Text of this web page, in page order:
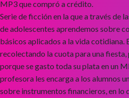
MP3 que compró a crédito.
Serie de ficción en la que a través de
de adolescentes aprendemos sobre
básicos aplicados a la vida cotidiana.
recolectando la cuota para una
porque se gasto toda su plata en un
profesora les encarga a los alumnos
sobre instrumentos financieros, en lo